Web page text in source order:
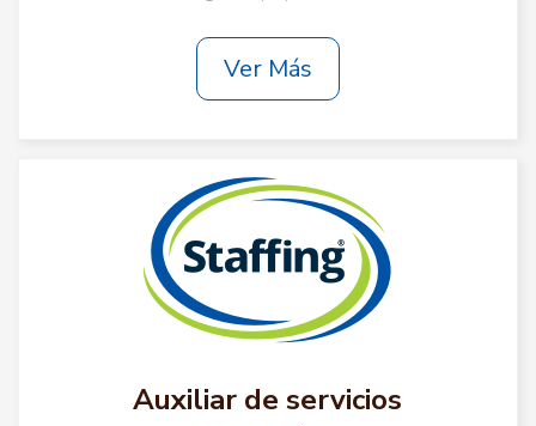
Ver Más
Auxiliar de servicios